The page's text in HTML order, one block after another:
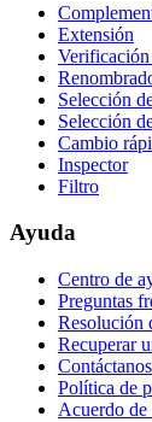
Extensión
Selección
Selección
Cambio
Inspector
Filtro
Ayuda
Centro de
Preguntas
Resolución
Recuperar
Contáctanos
Política de
Acuerdo